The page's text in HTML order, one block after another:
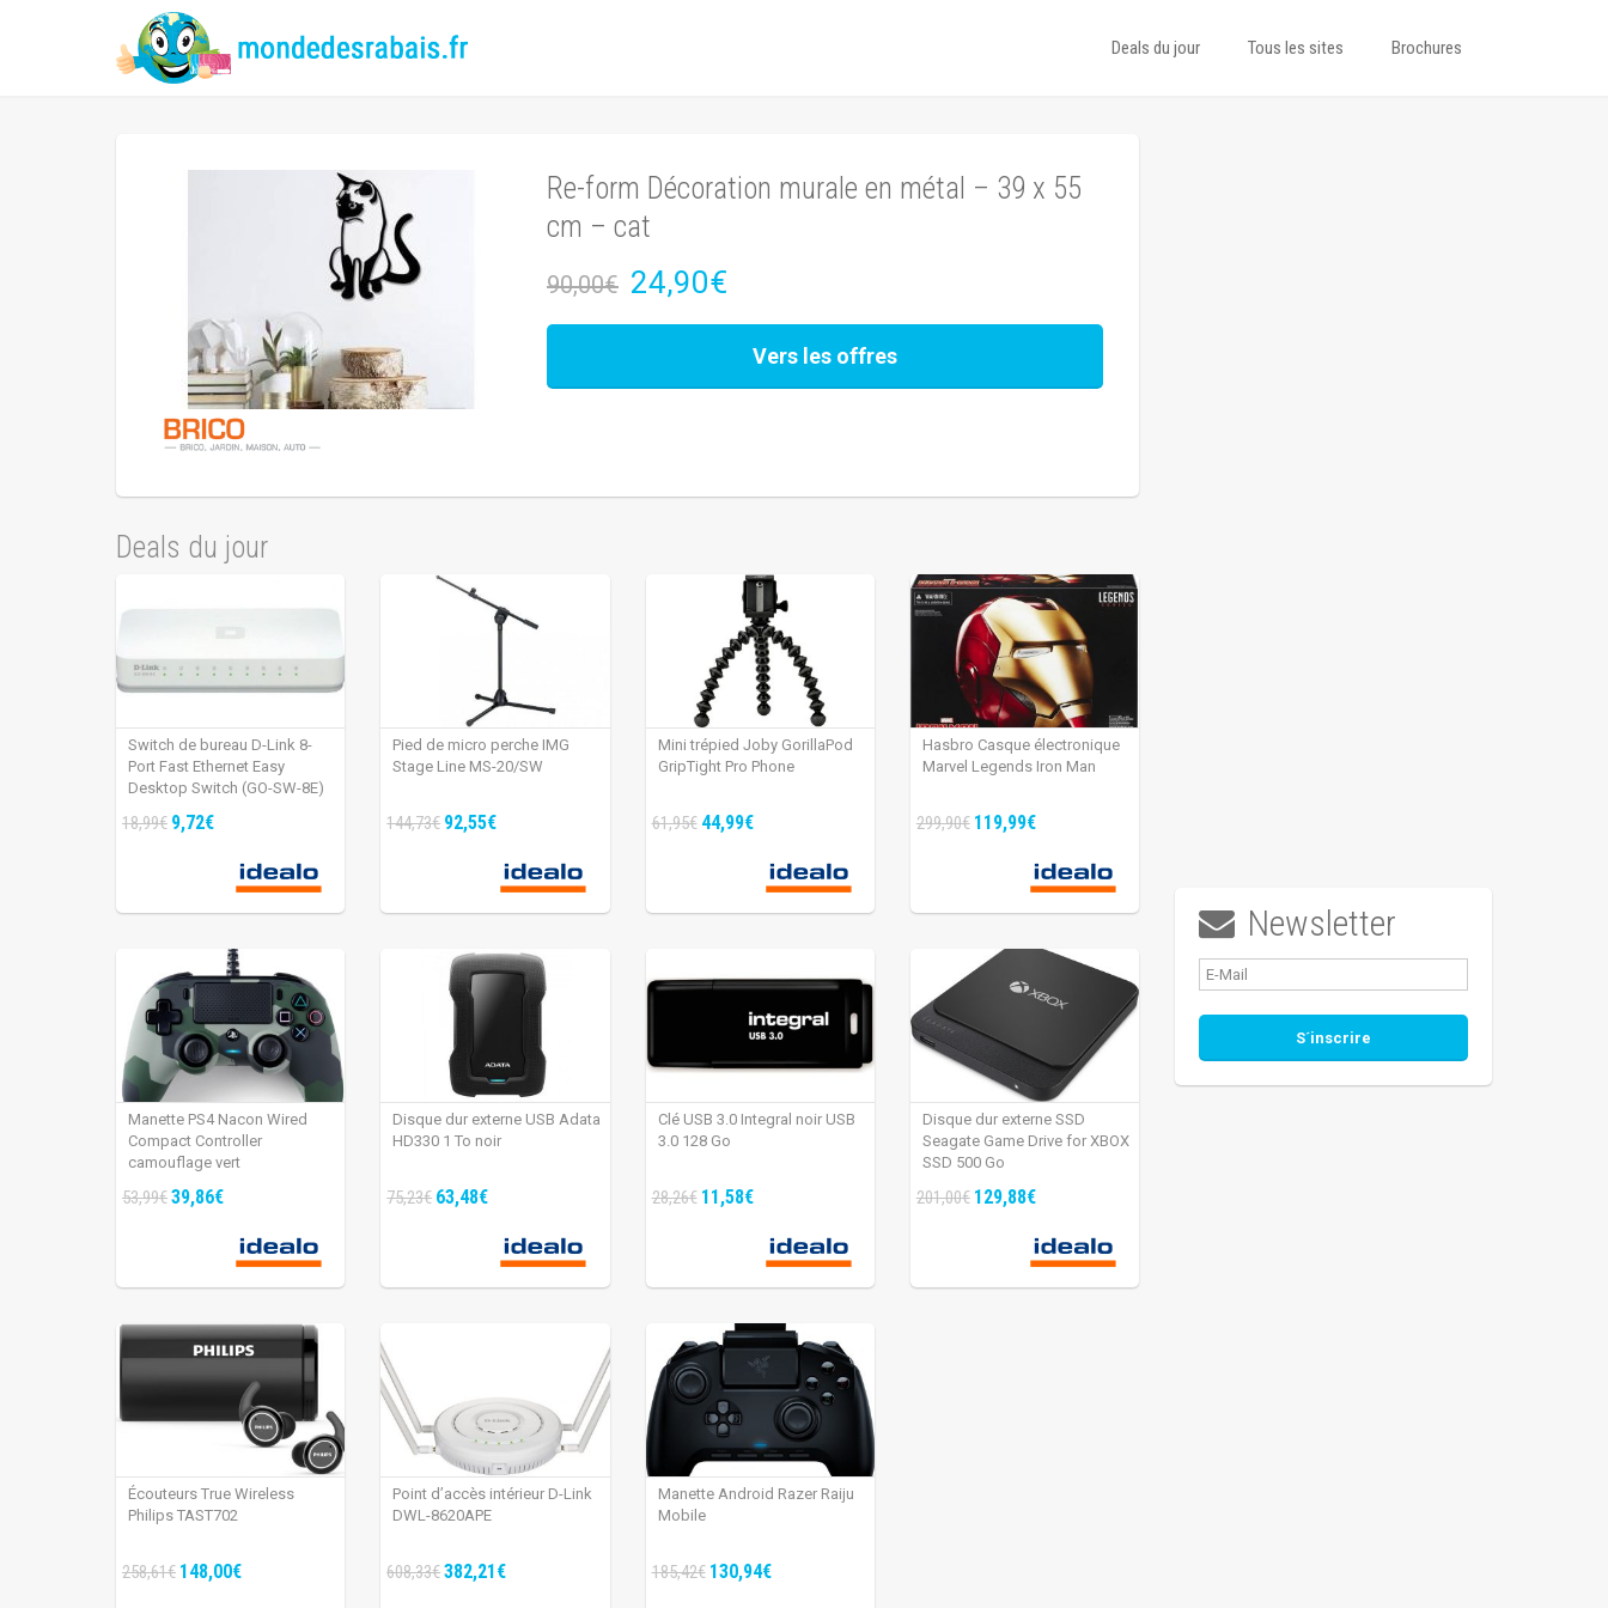
Deals du jour Tous les sites Brochures
Re-form Décoration murale en métal – 39 x 55
cm – cat
90,00€ 24,90€
Vers les offres
Deals du jour
Switch de bureau D-Link 8-
Port Fast Ethernet Easy
Desktop Switch (GO-SW-8E)
18,99€ 9,72€
Pied de micro perche IMG
Stage Line MS-20/SW
144,73€ 92,55€
Mini trépied Joby GorillaPod
GripTight Pro Phone
61,95€ 44,99€
Hasbro Casque électronique
Marvel Legends Iron Man
299,90€ 119,99€
Manette PS4 Nacon Wired
Compact Controller
camouflage vert
53,99€39,86€
Disque dur externe USB Adata
HD330 1 To noir
75,23€ 63,48€
Clé USB 3.0 Integral noir USB
3.0 128 Go
28,26€ 11,58€
Disque dur externe SSD
Seagate Game Drive for XBOX
SSD 500 Go
201,00€ 129,88€
Écouteurs True Wireless
Philips TAST702
258,61€ 148,00€
Point d’accès intérieur D-Link
DWL-8620APE
608,33€382,21€
Manette Android Razer Raiju
Mobile
185,42€ 130,94€
 Newsletter